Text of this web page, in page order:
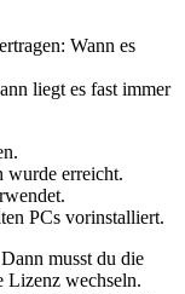
Wann es
liegt es fast immer
wurde erreicht.
PCs vorinstalliert.
musst du die
Lizenz wechseln.